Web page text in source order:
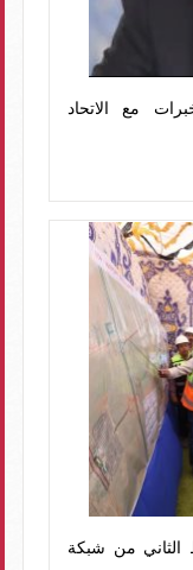
مع الاتحاد
الثاني من شبكة